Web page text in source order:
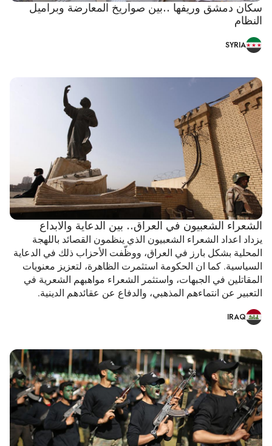
سكان دمشق وريفها ..بين صواريخ المعارضة وبراميل
النظام
SYRIA
الشعراء الشعبيون في العراق.. بين الدعاية والابداع
يزداد اعداد الشعراء الشعبيون الذي ينظمون القصائد باللهجة
المحلية بشكل بارز في العراق، ووظّفت الأحزاب ذلك في الدعاية
السياسية. كما ان الحكومة استثمرت الظاهرة، لتعزيز معنويات
المقاتلين في الجبهات، واستثمر الشعراء مواهبهم الشعرية في
التعبير عن انتماءهم المذهبي، والدفاع عن عقائدهم الدينية.
IRAQ